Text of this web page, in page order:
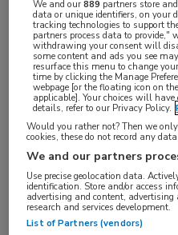
Log hier in om
toegang te krijgen.
Aandachtsgebieden:
Arthritis psoriatica
Tags:
secukinumab
We and our889 partners store
data or unique identifiers, on your
tracking technologies to support
partners process data to provide,"
withdrawing your consent will
some content and ads you see
resurface this menu to change
time by clicking the Manage
webpage [or the floating icon on
applicable]. Your choices will
details, refer to our Privacy Policy.
Would you rather not? Then we
cookies, these do not record any
We and our partners
Use precise geolocation data.
identification. Store and/or access
advertising and content,
research and services development.
List of Partners (vendors)